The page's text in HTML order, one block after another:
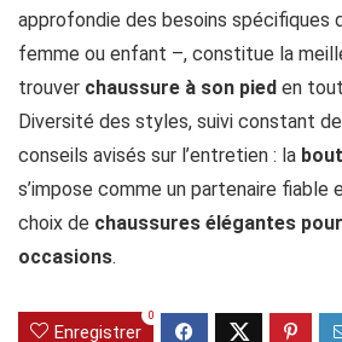
approfondie des besoins spécifiques
femme ou enfant –, constitue la
trouver chaussure à son pied en
Diversité des styles, suivi constant
conseils avisés sur l’entretien : la
s’impose comme un partenaire fiable
choix de chaussures élégantes
occasions.
Enregistrer
0